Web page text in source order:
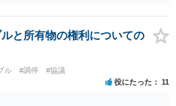
の第一声は「ここにいたら殺される」
聞くと「面会は出来ない。俺は携帯電
いる」「母の話は聞かなくて良い」と
話でも「食事に毒が入っている」「体
おかしかったです。 当時の診療記
取得して 弁護士に面談で相談された
と所有物の権利についての
ル #調停 #協議
役にたった 11